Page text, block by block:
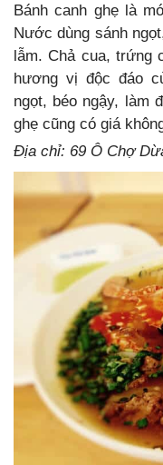
Bánh canh ghẹ là
Nước dùng sánh
lẫm. Chả cua, trứng
hương vị độc đáo
ngọt, béo ngậy, làm
ghẹ cũng có giá
Địa chỉ: 69 Ô Chợ